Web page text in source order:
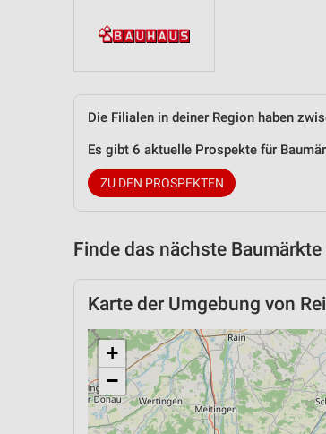
Die Filialen in deiner Region haben
Es gibt 6 aktuelle Prospekte für
ZU DEN PROSPEKTEN
Finde das nächste
Karte der Umgebung von
+
−